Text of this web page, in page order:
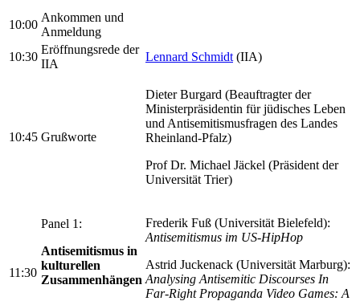
10:00
Ankommen und
Anmeldung
10:30
Eröffnungsrede der
IIA
Lennard Schmidt (IIA)
10:45 Grußworte
Dieter Burgard (Beauftragter der
Ministerpräsidentin für jüdisches Leben
und Antisemitismusfragen des Landes
Rheinland-Pfalz)
Prof Dr. Michael Jäckel (Präsident der
Universität Trier)
11:30
Panel 1:
Antisemitismus in
kulturellen
Zusammenhängen
Frederik Fuß (Universität Bielefeld):
Antisemitismus im US-HipHop
Astrid Juckenack (Universität Marburg):
Analysing Antisemitic Discourses In
Far-Right Propaganda Video Games: A